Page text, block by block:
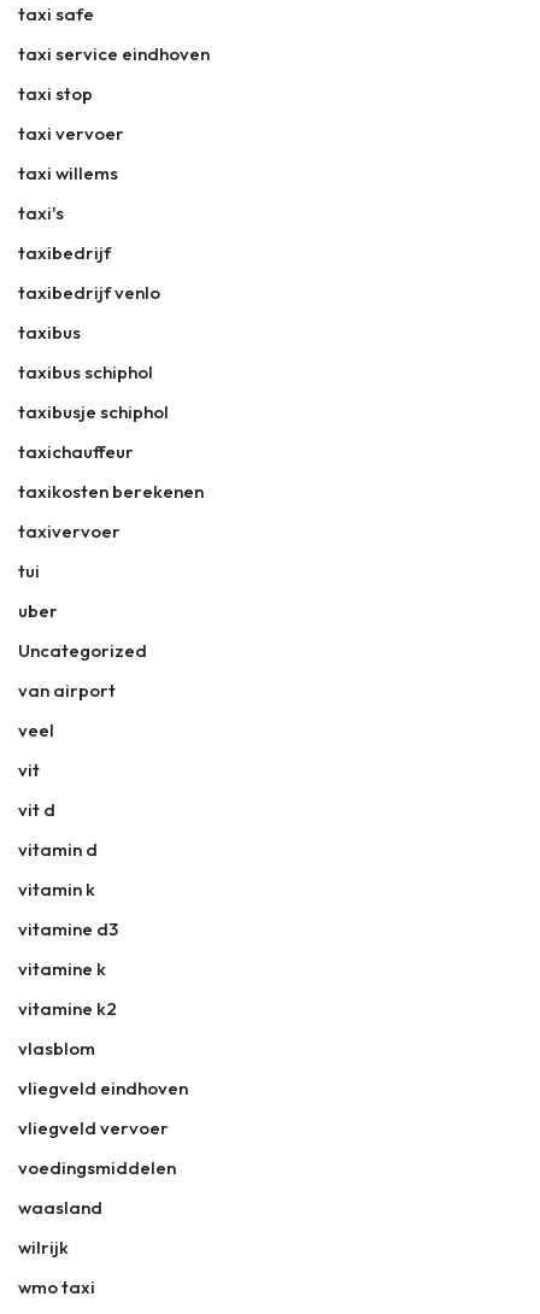
taxi safe
taxi service eindhoven
taxi stop
taxi vervoer
taxi willems
taxi's
taxibedrijf
taxibedrijf venlo
taxibus
taxibus schiphol
taxibusje schiphol
taxichauffeur
taxikosten berekenen
taxivervoer
tui
uber
Uncategorized
van airport
veel
vit
vit d
vitamin d
vitamin k
vitamine d3
vitamine k
vitamine k2
vlasblom
vliegveld eindhoven
vliegveld vervoer
voedingsmiddelen
waasland
wilrijk
wmo taxi